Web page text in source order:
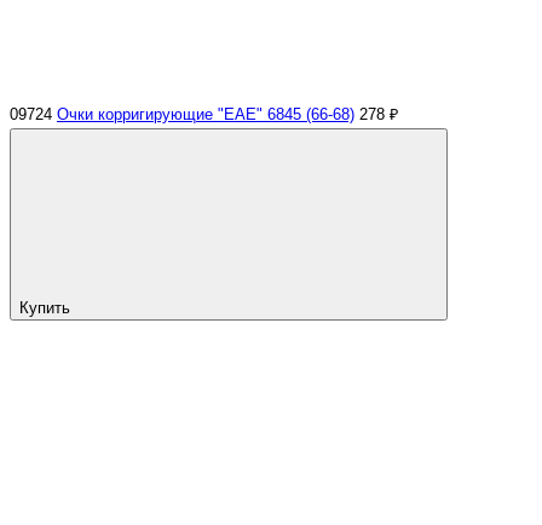
09724 Очки корригирующие "EAE" 6845 (66-68) 278 ₽
Купить